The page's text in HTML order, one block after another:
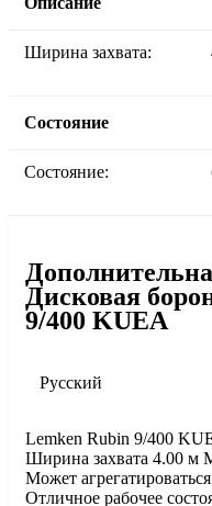
Ширина захвата:
Состояние
Состояние:
Дисковая
9/400 KUEA
Русский
Lemken Rubin 9/400
Ширина захвата 4.00 м
Может
Отличное рабочее